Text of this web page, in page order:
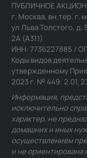
ПУБЛИЧНОЕ
г. Москва, вн.тер. г.
ул Льва Толстого, д.
2А (А311)
ИНН: 7736227885 /
Коды видов
утвержденному
2023 г. № 449: 2.01,
Информация,
исключительно
характер, не
домашних и иных
осуществлением
и не ориентирована